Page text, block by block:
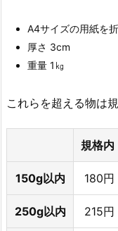
A4サイズの用紙を
厚さ 3cm
重量 1㎏
これらを超える物は
規格内
150g以内 180円
250g以内 215円